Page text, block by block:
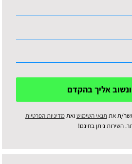
אליך בהקדם
ת את תנאי השימוש ואתמדיניות הפרטיות
השירות ניתן בחינם!